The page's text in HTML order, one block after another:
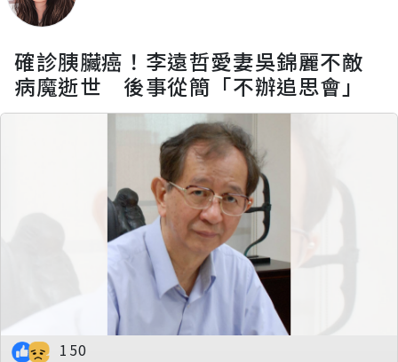
確診胰臟癌！李遠哲愛妻吳錦麗不敵
病魔逝世 後事從簡「不辦追思會」
150